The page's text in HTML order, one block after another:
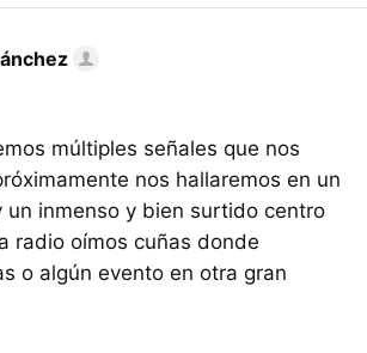
múltiples señales que nos
nos hallaremos en un
un inmenso y bien surtido centro
radio oímos cuñas donde
o algún evento en otra gran